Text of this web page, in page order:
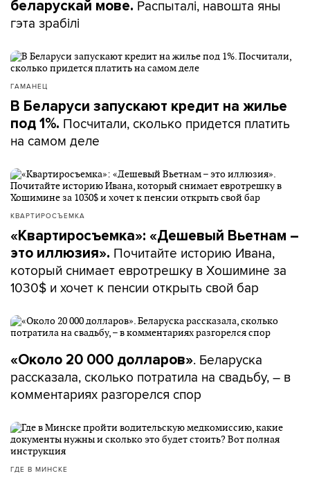
беларускай мове. Распыталі, навошта яны
гэта зрабілі
ГАМАНЕЦ
В Беларуси запускают кредит на жилье
под 1%. Посчитали, сколько придется платить
на самом деле
КВАРТИРОСЪЕМКА
«Квартиросъемка»: «Дешевый Вьетнам –
это иллюзия». Почитайте историю Ивана,
который снимает евротрешку в Хошимине за
1030$ и хочет к пенсии открыть свой бар
«Около 20 000 долларов». Беларуска
рассказала, сколько потратила на свадьбу, – в
комментариях разгорелся спор
ГДЕ В МИНСКЕ